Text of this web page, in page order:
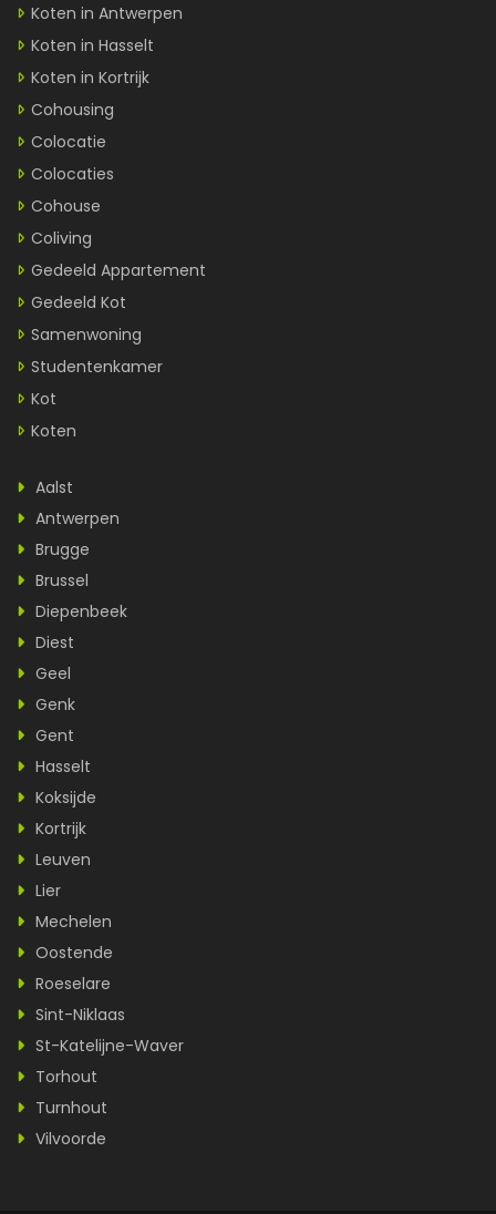
Koten in Antwerpen
Koten in Hasselt
Koten in Kortrijk
Cohousing
Colocatie
Colocaties
Cohouse
Coliving
Gedeeld Appartement
Gedeeld Kot
Samenwoning
Studentenkamer
Kot
Koten
Aalst
Antwerpen
Brugge
Brussel
Diepenbeek
Diest
Geel
Genk
Gent
Hasselt
Koksijde
Kortrijk
Leuven
Lier
Mechelen
Oostende
Roeselare
Sint-Niklaas
St-Katelijne-Waver
Torhout
Turnhout
Vilvoorde